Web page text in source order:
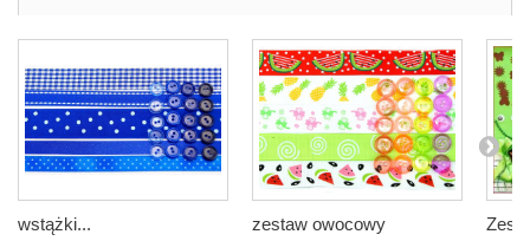
wstążki... zestaw owocowy